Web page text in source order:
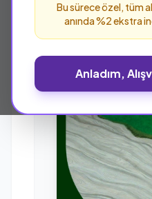
Bu sürece özel, tüm
anında %2 ekstra
Anladım,